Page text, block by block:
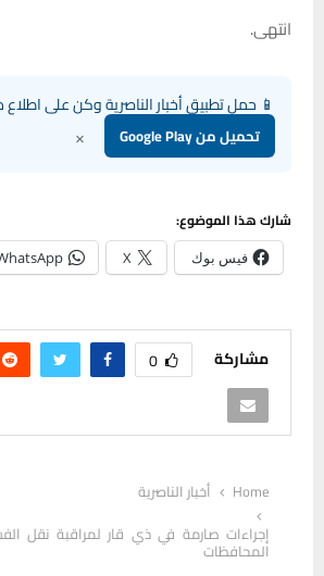
انتهى.
📱 حمل تطبيق أخبار الناصرية وكن على اطلاع
تحميل من Google Play ×
شارك هذا الموضوع:
فيس بوك X
مشاركة 0
Home
أخبار الناصرية
إجراءات صارمة في ذي قار لمراقبة نقل
المحافظات